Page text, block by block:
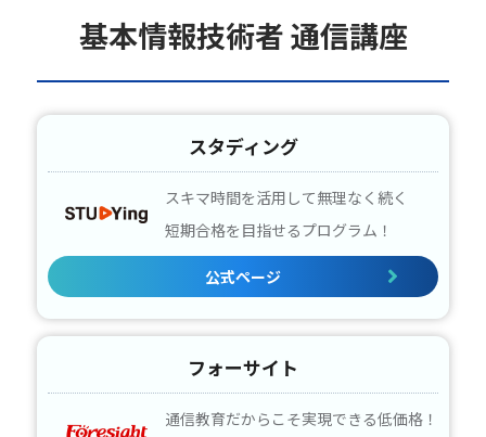
基本情報技術者 通信講座
スタディング
スキマ時間を活用して無理なく続く
短期合格を目指せるプログラム！
公式ページ
フォーサイト
通信教育だからこそ実現できる低価格！